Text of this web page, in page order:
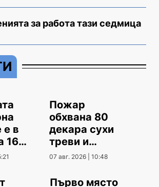
за работа тази седмица
е в
16
Пожар
обхвана 80
декара сухи
треви и
храсти
07 авг. 2026 | 10:48
Първо място